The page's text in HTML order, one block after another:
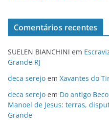
Comentários recentes
SUELEN BIANCHINI em
Grande RJ
deca serejo em Xavantes do
deca serejo em Do antigo
Manoel de Jesus: terras,
Grande